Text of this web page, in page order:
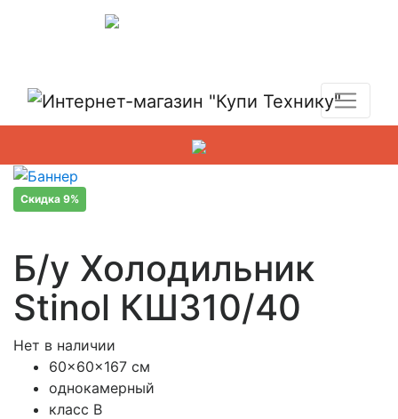
Скидка 9%
Б/у Холодильник
Stinol КШ310/40
Нет в наличии
60x60x167 см
однокамерный
класс B